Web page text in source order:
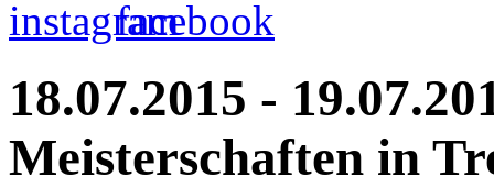
18.07.2015 -
Meisterschaften in